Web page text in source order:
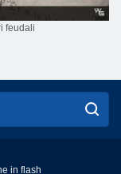
feudali
in flash